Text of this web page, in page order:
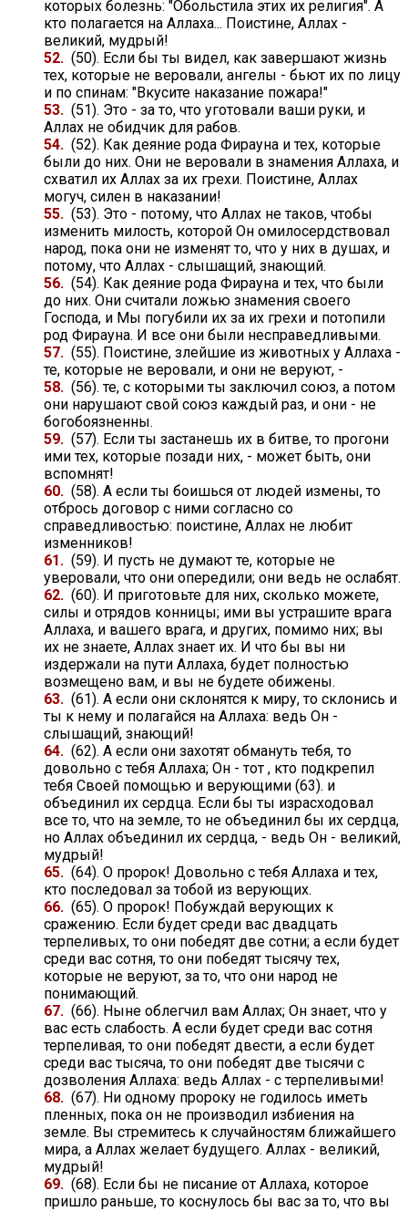
которых болезнь: "Обольстила этих их религия". А
кто полагается на Аллаха... Поистине, Аллах -
великий, мудрый!
52. (50). Если бы ты видел, как завершают жизнь
тех, которые не веровали, ангелы - бьют их по лицу
и по спинам: "Вкусите наказание пожара!"
53. (51). Это - за то, что уготовали ваши руки, и
Аллах не обидчик для рабов.
54. (52). Как деяние рода Фирауна и тех, которые
были до них. Они не веровали в знамения Аллаха, и
схватил их Аллах за их грехи. Поистине, Аллах
могуч, силен в наказании!
55. (53). Это - потому, что Аллах не таков, чтобы
изменить милость, которой Он омилосердствовал
народ, пока они не изменят то, что у них в душах, и
потому, что Аллах - слышащий, знающий.
56. (54). Как деяние рода Фирауна и тех, что были
до них. Они считали ложью знамения своего
Господа, и Мы погубили их за их грехи и потопили
род Фирауна. И все они были несправедливыми.
57. (55). Поистине, злейшие из животных у Аллаха -
те, которые не веровали, и они не веруют, -
58. (56). те, с которыми ты заключил союз, а потом
они нарушают свой союз каждый раз, и они - не
богобоязненны.
59. (57). Если ты застанешь их в битве, то прогони
ими тех, которые позади них, - может быть, они
вспомнят!
60. (58). А если ты боишься от людей измены, то
отбрось договор с ними согласно со
справедливостью: поистине, Аллах не любит
изменников!
61. (59). И пусть не думают те, которые не
уверовали, что они опередили; они ведь не ослабят.
62. (60). И приготовьте для них, сколько можете,
силы и отрядов конницы; ими вы устрашите врага
Аллаха, и вашего врага, и других, помимо них; вы
их не знаете, Аллах знает их. И что бы вы ни
издержали на пути Аллаха, будет полностью
возмещено вам, и вы не будете обижены.
63. (61). А если они склонятся к миру, то склонись и
ты к нему и полагайся на Аллаха: ведь Он -
слышащий, знающий!
64. (62). А если они захотят обмануть тебя, то
довольно с тебя Аллаха; Он - тот , кто подкрепил
тебя Своей помощью и верующими (63). и
объединил их сердца. Если бы ты израсходовал
все то, что на земле, то не объединил бы их сердца,
но Аллах объединил их сердца, - ведь Он - великий,
мудрый!
65. (64). О пророк! Довольно с тебя Аллаха и тех,
кто последовал за тобой из верующих.
66. (65). О пророк! Побуждай верующих к
сражению. Если будет среди вас двадцать
терпеливых, то они победят две сотни; а если будет
среди вас сотня, то они победят тысячу тех,
которые не веруют, за то, что они народ не
понимающий.
67. (66). Ныне облегчил вам Аллах; Он знает, что у
вас есть слабость. А если будет среди вас сотня
терпеливая, то они победят двести, а если будет
среди вас тысяча, то они победят две тысячи с
дозволения Аллаха: ведь Аллах - с терпеливыми!
68. (67). Ни одному пророку не годилось иметь
пленных, пока он не производил избиения на
земле. Вы стремитесь к случайностям ближайшего
мира, а Аллах желает будущего. Аллах - великий,
мудрый!
69. (68). Если бы не писание от Аллаха, которое
пришло раньше, то коснулось бы вас за то, что вы